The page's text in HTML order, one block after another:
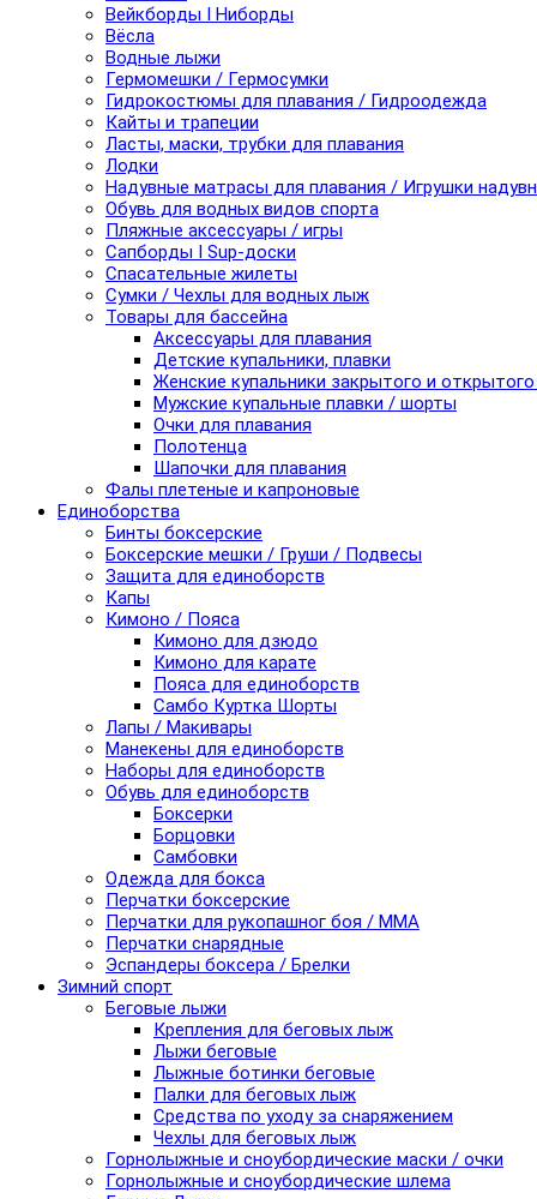
Вейкборды I Ниборды
Вёсла
Водные лыжи
Гермомешки / Гермосумки
Гидрокостюмы для плавания / Гидроодежда
Кайты и трапеции
Ласты, маски, трубки для плавания
Лодки
Надувные матрасы для плавания / Игрушки
Обувь для водных видов спорта
Пляжные аксессуары / игры
Сапборды I Sup-доски
Спасательные жилеты
Сумки / Чехлы для водных лыж
Товары для бассейна
Аксессуары для плавания
Детские купальники, плавки
Женские купальники закрытого и
Мужские купальные плавки / шорты
Очки для плавания
Полотенца
Шапочки для плавания
Фалы плетеные и капроновые
Единоборства
Бинты боксерские
Боксерские мешки / Груши / Подвесы
Защита для единоборств
Капы
Кимоно / Пояса
Кимоно для дзюдо
Кимоно для карате
Пояса для единоборств
Самбо Куртка Шорты
Лапы / Макивары
Манекены для единоборств
Наборы для единоборств
Обувь для единоборств
Боксерки
Борцовки
Самбовки
Одежда для бокса
Перчатки боксерские
Перчатки для рукопашног боя / ММА
Перчатки снарядные
Эспандеры боксера / Брелки
Зимний спорт
Беговые лыжи
Крепления для беговых лыж
Лыжи беговые
Лыжные ботинки беговые
Палки для беговых лыж
Средства по уходу за снаряжением
Чехлы для беговых лыж
Горнолыжные и сноубордические маски / очки
Горнолыжные и сноубордические шлема